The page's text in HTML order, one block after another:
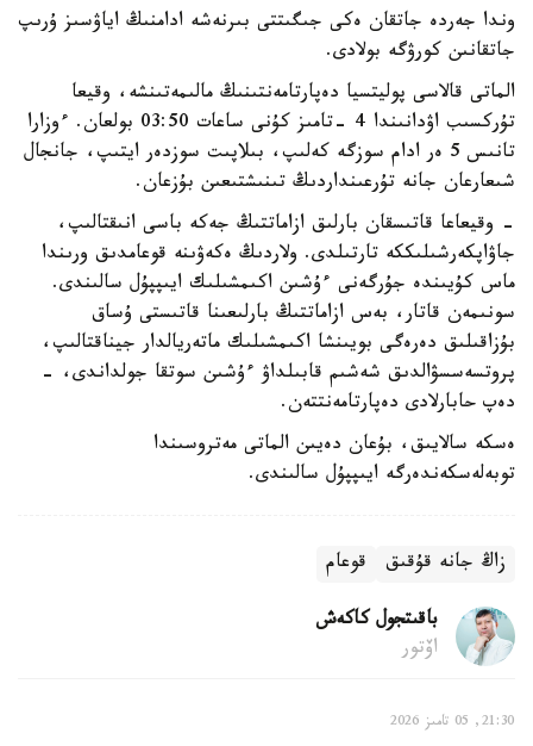
وندا جەردە جاتقان ەكى جىگىتتى بىرنەشە ادامنىڭ اياۋسىز ۇرىپ
جاتقانىن كورۋگە بولادى.
الماتى قالاسى پوليتسيا دەپارتامەنتىنىڭ مالىمەتىنشە، وقيعا
تۇركسىب اۋدانىندا 4 -تامىز كۇنى ساعات 03:50 بولعان. ءوزارا
تانىس 5 ەر ادام سوزگە كەلىپ، بىلاپىت سوزدەر ايتىپ، جانجال
شىعارعان جانە تۇرعىنداردىڭ تىنىشتىعىن بۇزعان.
- وقيعاعا قاتىسقان بارلىق ازاماتتىڭ جەكە باسى انىقتالىپ،
جاۋاپكەرشىلىككە تارتىلدى. ولاردىڭ ەكەۋىنە قوعامدىق ورىندا
ماس كۇيىندە جۇرگەنى ءۇشىن اكىمشىلىك ايىپپۇل سالىندى.
سونىمەن قاتار، بەس ازاماتتىڭ بارلىعىنا قاتىستى ۇساق
بۇزاقىلىق دەرەگى بويىنشا اكىمشىلىك ماتەريالدار جيناقتالىپ،
پروتسەسسۋالدىق شەشىم قابىلداۋ ءۇشىن سوتقا جولداندى، -
دەپ حابارلادى دەپارتامەنتتەن.
ەسكە سالايىق، بۇعان دەيىن الماتى مەتروسىندا
توبەلەسكەندەرگە ايىپپۇل سالىندى.
زاڭ جانە قۇقىق قوعام
باقىتجول كاكەش
اۆتور
21:30, 05 تامىز 2026